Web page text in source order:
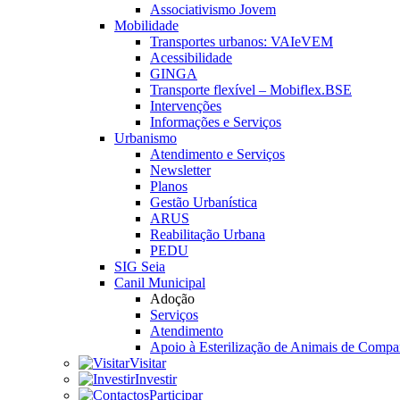
Associativismo Jovem
Mobilidade
Transportes urbanos: VAIeVEM
Acessibilidade
GINGA
Transporte flexível – Mobiflex.BSE
Intervenções
Informações e Serviços
Urbanismo
Atendimento e Serviços
Newsletter
Planos
Gestão Urbanística
ARUS
Reabilitação Urbana
PEDU
SIG Seia
Canil Municipal
Adoção
Serviços
Atendimento
Apoio à Esterilização de Animais de
Visitar
Investir
Participar